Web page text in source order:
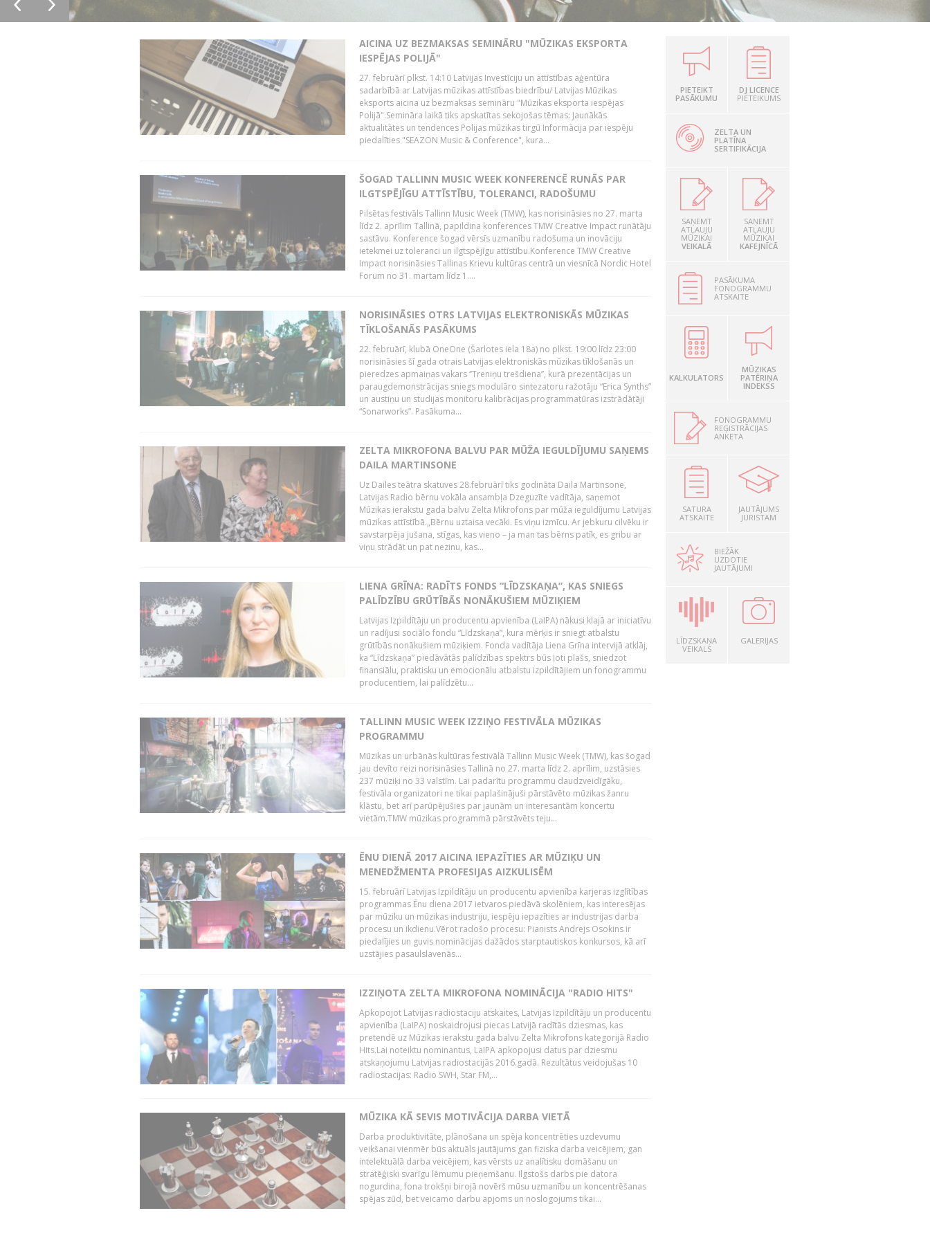
AICINA UZ BEZMAKSAS SEMINĀRU "MŪZIKAS EKSPORTA
IESPĒJAS POLIJĀ"
27. februārī plkst. 14:10 Latvijas Investīciju un attīstības aģentūra
sadarbībā ar Latvijas mūzikas attīstības biedrību/ Latvijas Mūzikas
eksports aicina uz bezmaksas semināru "Mūzikas eksporta iespējas
Polijā".Semināra laikā tiks apskatītas sekojošas tēmas: Jaunākās
aktualitātes un tendences Polijas mūzikas tirgū Informācija par iespēju
piedalīties "SEAZON Music & Conference", kura...
ŠOGAD TALLINN MUSIC WEEK KONFERENCĒ RUNĀS PAR
ILGTSPĒJĪGU ATTĪSTĪBU, TOLERANCI, RADOŠUMU
Pilsētas festivāls Tallinn Music Week (TMW), kas norisināsies no 27. marta
līdz 2. aprīlim Tallinā, papildina konferences TMW Creative Impact runātāju
sastāvu. Konference šogad vērsīs uzmanību radošuma un inovāciju
ietekmei uz toleranci un ilgtspējīgu attīstību.Konference TMW Creative
Impact norisināsies Tallinas Krievu kultūras centrā un viesnīcā Nordic Hotel
Forum no 31. martam līdz 1....
NORISINĀSIES OTRS LATVIJAS ELEKTRONISKĀS MŪZIKAS
TĪKLOŠANĀS PASĀKUMS
22. februārī, klubā OneOne (Šarlotes iela 18a) no plkst. 19:00 līdz 23:00
norisināsies šī gada otrais Latvijas elektroniskās mūzikas tīklošanās un
pieredzes apmaiņas vakars ‘’Treniņu trešdiena’’, kurā prezentācijas un
paraugdemonstrācijas sniegs modulāro sintezatoru ražotāju “Erica Synths”
un austiņu un studijas monitoru kalibrācijas programmatūras izstrādātāji
“Sonarworks”. Pasākuma...
ZELTA MIKROFONA BALVU PAR MŪŽA IEGULDĪJUMU SAŅEMS
DAILA MARTINSONE
Uz Dailes teātra skatuves 28.februārī tiks godināta Daila Martinsone,
Latvijas Radio bērnu vokāla ansambļa Dzeguzīte vadītāja, saņemot
Mūzikas ierakstu gada balvu Zelta Mikrofons par mūža ieguldījumu Latvijas
mūzikas attīstībā.„Bērnu uztaisa vecāki. Es viņu izmīcu. Ar jebkuru cilvēku ir
savstarpēja jušana, stīgas, kas vieno – ja man tas bērns patīk, es gribu ar
viņu strādāt un pat nezinu, kas...
LIENA GRĪNA: RADĪTS FONDS “LĪDZSKAŅA”, KAS SNIEGS
PALĪDZĪBU GRŪTĪBĀS NONĀKUŠIEM MŪZIĶIEM
Latvijas Izpildītāju un producentu apvienība (LaIPA) nākusi klajā ar iniciatīvu
un radījusi sociālo fondu “Līdzskaņa”, kura mērķis ir sniegt atbalstu
grūtībās nonākušiem mūziķiem. Fonda vadītāja Liena Grīna intervijā atklāj,
ka “Līdzskaņa” piedāvātās palīdzības spektrs būs ļoti plašs, sniedzot
finansiālu, praktisku un emocionālu atbalstu izpildītājiem un fonogrammu
producentiem, lai palīdzētu...
TALLINN MUSIC WEEK IZZIŅO FESTIVĀLA MŪZIKAS
PROGRAMMU
Mūzikas un urbānās kultūras festivālā Tallinn Music Week (TMW), kas šogad
jau devīto reizi norisināsies Tallinā no 27. marta līdz 2. aprīlim, uzstāsies
237 mūziķi no 33 valstīm. Lai padarītu programmu daudzveidīgāku,
festivāla organizatori ne tikai paplašinājuši pārstāvēto mūzikas žanru
klāstu, bet arī parūpējušies par jaunām un interesantām koncertu
vietām.TMW mūzikas programmā pārstāvēts teju...
ĒNU DIENĀ 2017 AICINA IEPAZĪTIES AR MŪZIĶU UN
MENEDŽMENTA PROFESIJAS AIZKULISĒM
15. februārī Latvijas Izpildītāju un producentu apvienība karjeras izglītības
programmas Ēnu diena 2017 ietvaros piedāvā skolēniem, kas interesējas
par mūziku un mūzikas industriju, iespēju iepazīties ar industrijas darba
procesu un ikdienu.Vērot radošo procesu: Pianists Andrejs Osokins ir
piedalījies un guvis nominācijas dažādos starptautiskos konkursos, kā arī
uzstājies pasaulslavenās...
IZZIŅOTA ZELTA MIKROFONA NOMINĀCIJA "RADIO HITS"
Apkopojot Latvijas radiostaciju atskaites, Latvijas Izpildītāju un producentu
apvienība (LaIPA) noskaidrojusi piecas Latvijā radītās dziesmas, kas
pretendē uz Mūzikas ierakstu gada balvu Zelta Mikrofons kategorijā Radio
Hits.Lai noteiktu nominantus, LaIPA apkopojusi datus par dziesmu
atskaņojumu Latvijas radiostacijās 2016.gadā. Rezultātus veidojušas 10
radiostacijas: Radio SWH, Star FM,...
MŪZIKA KĀ SEVIS MOTIVĀCIJA DARBA VIETĀ
Darba produktivitāte, plānošana un spēja koncentrēties uzdevumu
veikšanai vienmēr būs aktuāls jautājums gan fiziska darba veicējiem, gan
intelektuālā darba veicējiem, kas vērsts uz analītisku domāšanu un
stratēģiski svarīgu lēmumu pieņemšanu. Ilgstošs darbs pie datora
nogurdina, fona trokšņi birojā novērš mūsu uzmanību un koncentrēšanas
spējas zūd, bet veicamo darbu apjoms un noslogojums tikai...
PIETEIKT
PASĀKUMU
DJ LICENCE
PIETEIKUMS
ZELTA UN
PLATĪNA
SERTIFIKĀCIJA
SAŅEMT
ATĻAUJU
MŪZIKAI
VEIKALĀ
SAŅEMT
ATĻAUJU
MŪZIKAI
KAFEJNĪCĀ
PASĀKUMA
FONOGRAMMU
ATSKAITE
KALKULATORS
MŪZIKAS
PATĒRIŅA
INDEKSS
FONOGRAMMU
REĢISTRĀCIJAS
ANKETA
SATURA
ATSKAITE
JAUTĀJUMS
JURISTAM
BIEŽĀK
UZDOTIE
JAUTĀJUMI
LĪDZSKAŅA
VEIKALS
GALERIJAS